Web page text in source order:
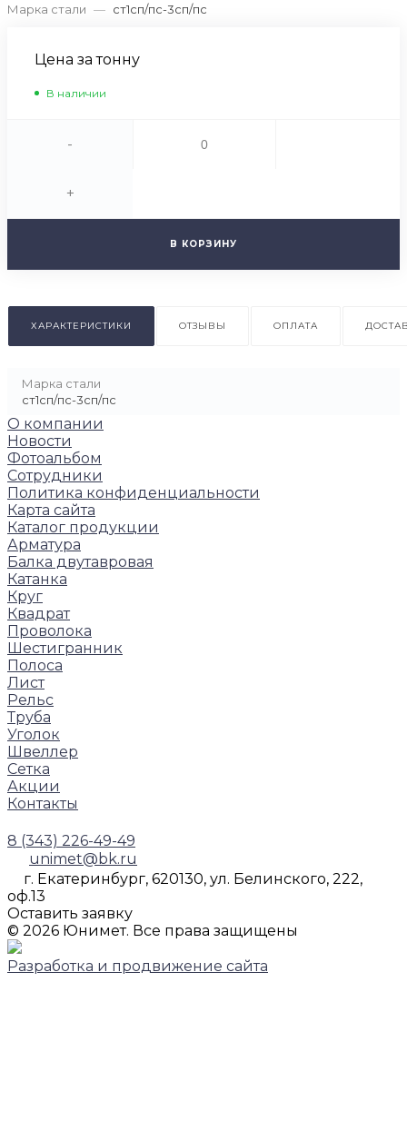
Марка стали — ст1сп/пс-3сп/пс
Цена за тонну
В наличии
-
+
В КОРЗИНУ
ХАРАКТЕРИСТИКИ ОТЗЫВЫ ОПЛАТА
Марка стали
ст1сп/пс-3сп/пс
О компании
Новости
Фотоальбом
Сотрудники
Политика конфиденциальности
Карта сайта
Каталог продукции
Арматура
Балка двутавровая
Катанка
Круг
Квадрат
Проволока
Шестигранник
Полоса
Лист
Рельс
Труба
Уголок
Швеллер
Сетка
Акции
Контакты
8 (343) 226-49-49
unimet@bk.ru
г. Екатеринбург, 620130, ул. Белинского, 222,
оф.13
Оставить заявку
© 2026 Юнимет. Все права защищены
Разработка и продвижение сайта